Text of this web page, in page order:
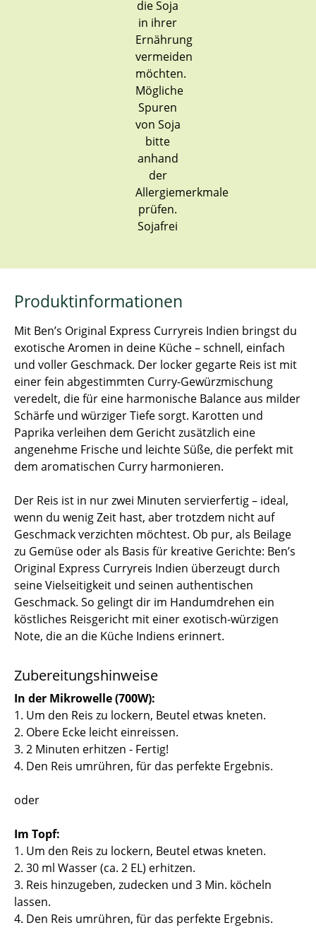
Sojafrei
Produktinformationen
Mit Ben’s Original Express Curryreis Indien bringst du
exotische Aromen in deine Küche – schnell, einfach
und voller Geschmack. Der locker gegarte Reis ist mit
einer fein abgestimmten Curry-Gewürzmischung
veredelt, die für eine harmonische Balance aus milder
Schärfe und würziger Tiefe sorgt. Karotten und
Paprika verleihen dem Gericht zusätzlich eine
angenehme Frische und leichte Süße, die perfekt mit
dem aromatischen Curry harmonieren.
Der Reis ist in nur zwei Minuten servierfertig – ideal,
wenn du wenig Zeit hast, aber trotzdem nicht auf
Geschmack verzichten möchtest. Ob pur, als Beilage
zu Gemüse oder als Basis für kreative Gerichte: Ben’s
Original Express Curryreis Indien überzeugt durch
seine Vielseitigkeit und seinen authentischen
Geschmack. So gelingt dir im Handumdrehen ein
köstliches Reisgericht mit einer exotisch-würzigen
Note, die an die Küche Indiens erinnert.
Zubereitungshinweise
In der Mikrowelle (700W):
1. Um den Reis zu lockern, Beutel etwas kneten.
2. Obere Ecke leicht einreissen.
3. 2 Minuten erhitzen - Fertig!
4. Den Reis umrühren, für das perfekte Ergebnis.
oder
Im Topf:
1. Um den Reis zu lockern, Beutel etwas kneten.
2. 30 ml Wasser (ca. 2 EL) erhitzen.
3. Reis hinzugeben, zudecken und 3 Min. köcheln
lassen.
4. Den Reis umrühren, für das perfekte Ergebnis.